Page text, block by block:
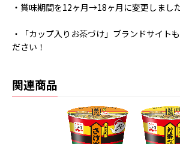
・賞味期間を12ヶ月→18ヶ月に変更しまし
・「カップ入りお茶づけ」ブランドサイト
ださい！
関連商品